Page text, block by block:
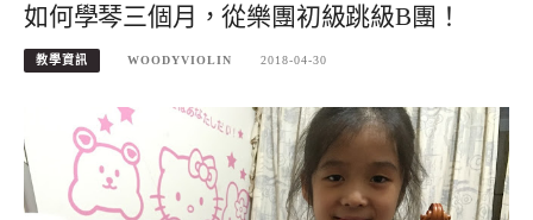
如何學琴三個月，從樂團初級跳級B團！
教學資訊 WOODYVIOLIN 2018-04-30